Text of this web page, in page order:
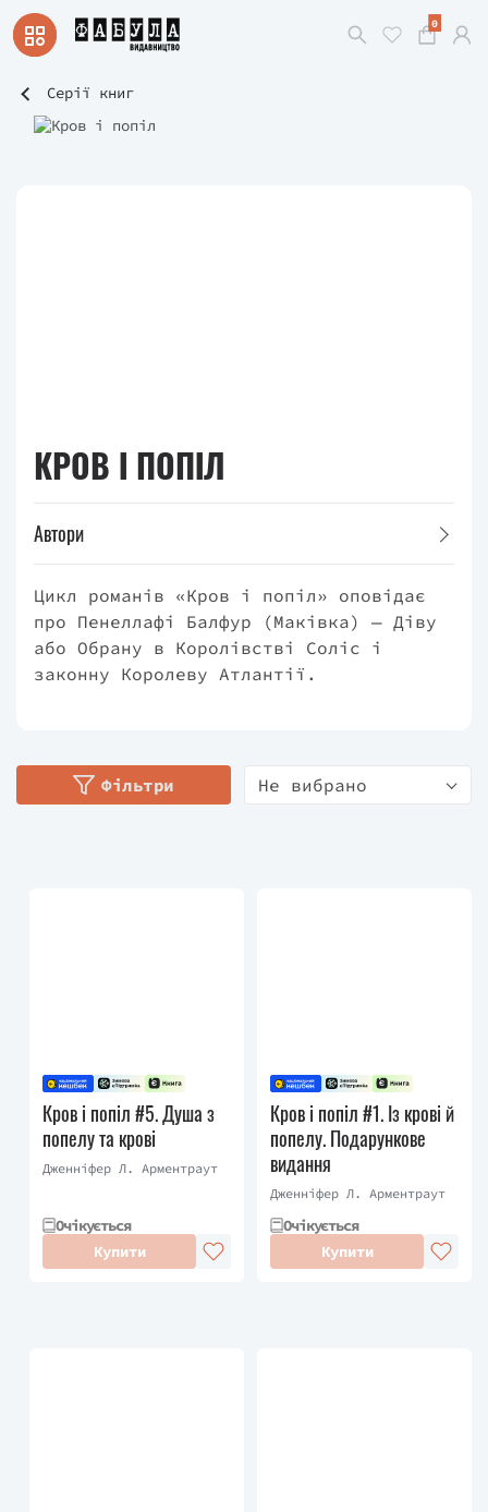
0
Серії книг
КРОВ І ПОПІЛ
Автори
Цикл романів «Кров і попіл» оповідає
про Пенеллафі Балфур (Маківка) — Діву
або Обрану в Королівстві Соліс і
законну Королеву Атлантії.
Фільтри Не вибрано
Кров і попіл #5. Душа з
попелу та крові
Дженніфер Л. Арментраут
Очікується
Купити
Кров і попіл #1. Із крові й
попелу. Подарункове
видання
Дженніфер Л. Арментраут
Очікується
Купити